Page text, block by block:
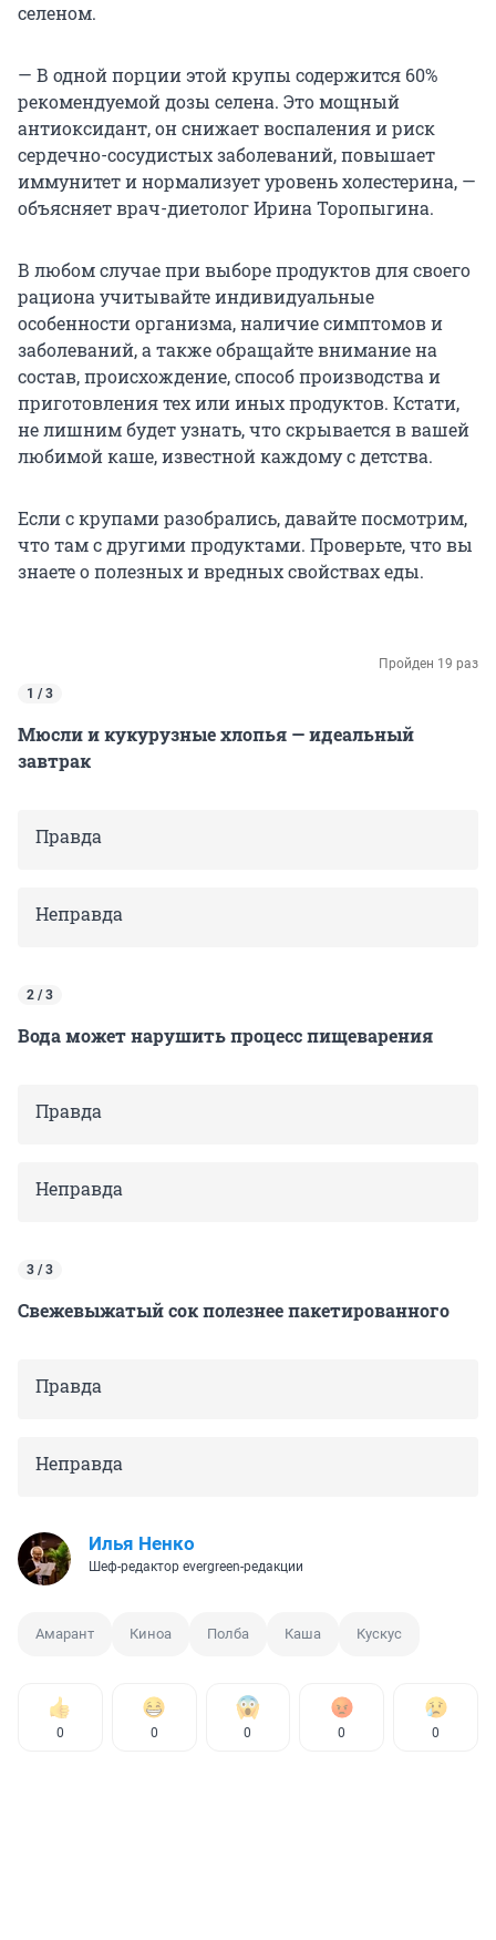
селеном.
— В одной порции этой крупы содержится 60%
рекомендуемой дозы селена. Это мощный
антиоксидант, он снижает воспаления и риск
сердечно-сосудистых заболеваний, повышает
иммунитет и нормализует уровень холестерина, —
объясняет врач-диетолог Ирина Торопыгина.
В любом случае при выборе продуктов для своего
рациона учитывайте индивидуальные
особенности организма, наличие симптомов и
заболеваний, а также обращайте внимание на
состав, происхождение, способ производства и
приготовления тех или иных продуктов. Кстати,
не лишним будет узнать, что скрывается в вашей
любимой каше, известной каждому с детства.
Если с крупами разобрались, давайте посмотрим,
что там с другими продуктами. Проверьте, что вы
знаете о полезных и вредных свойствах еды.
Пройден 19 раз
1 / 3
Мюсли и кукурузные хлопья — идеальный
завтрак
Правда
Неправда
2 / 3
Вода может нарушить процесс пищеварения
Правда
Неправда
3 / 3
Свежевыжатый сок полезнее пакетированного
Правда
Неправда
Илья Ненко
Шеф-редактор evergreen-редакции
Амарант Киноа Полба Каша Кускус
0 0 0 0 0